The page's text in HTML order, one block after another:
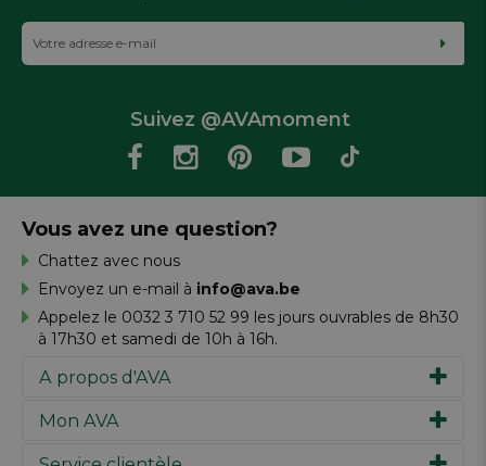
Suivez @AVAmoment
A propos d'AVA
Notre histoire
Mon AVA
Vous avez une question?
Chattez avec nous
Envoyez un e-mail à info@ava.be
Appelez le 0032 3 710 52 99 les jours ouvrables de 8h30
à 17h30 et samedi de 10h à 16h.